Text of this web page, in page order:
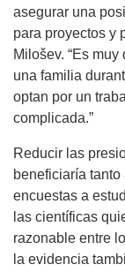
asegurar una
para proyectos y
Milošev. “Es
una familia
optan por un
complicada.”
Reducir las
beneficiaría
encuestas a
las científicas
razonable entre
la evidencia